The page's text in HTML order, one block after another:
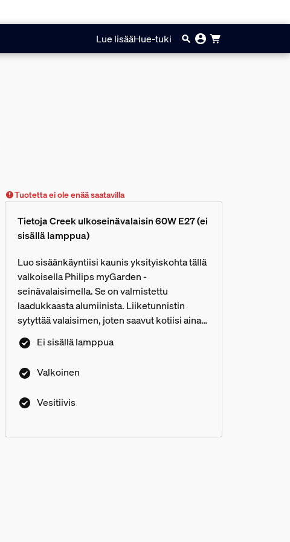
Lue lisääHue-tuki
Tuotetta ei ole enää saatavilla
Tietoja Creek ulkoseinävalaisin 60W E27 (ei
sisällä lamppua)
Luo sisäänkäyntiisi kaunis yksityiskohta tällä
valkoisella Philips myGarden -
seinävalaisimella. Se on valmistettu
laadukkaasta alumiinista. Liiketunnistin
sytyttää valaisimen, joten saavut kotiisi aina
turvallisesti.
Ei sisällä lamppua
Valkoinen
Vesitiivis